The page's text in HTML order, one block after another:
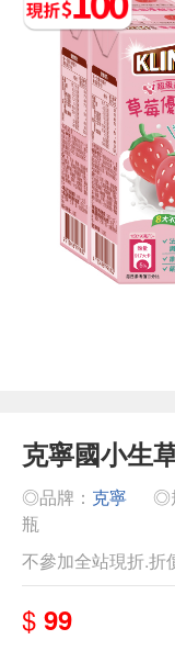
克寧國小生
◎品牌： 克寧
◎
瓶
不參加全站現折.折
$ 99